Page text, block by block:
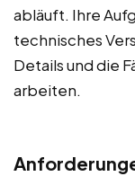
abläuft. Ihre
technisches
Details und die
arbeiten.